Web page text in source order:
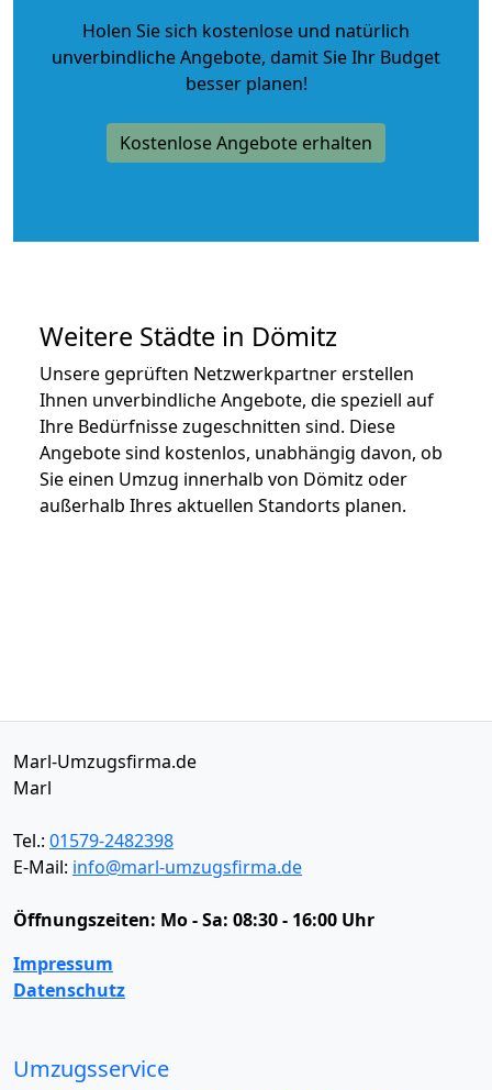
Holen Sie sich kostenlose und natürlich
unverbindliche Angebote, damit Sie Ihr Budget
besser planen!
Kostenlose Angebote erhalten
Weitere Städte in Dömitz
Unsere geprüften Netzwerkpartner erstellen
Ihnen unverbindliche Angebote, die speziell auf
Ihre Bedürfnisse zugeschnitten sind. Diese
Angebote sind kostenlos, unabhängig davon, ob
Sie einen Umzug innerhalb von Dömitz oder
außerhalb Ihres aktuellen Standorts planen.
Marl-Umzugsfirma.de
Marl
Tel.: 01579-2482398
E-Mail: info@marl-umzugsfirma.de
Öffnungszeiten: Mo - Sa: 08:30 - 16:00 Uhr
Impressum
Datenschutz
Umzugsservice